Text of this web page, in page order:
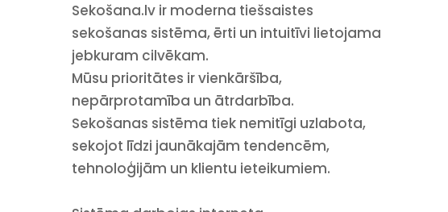
Sekošana.lv ir moderna tiešsaistes
sekošanas sistēma, ērti un intuitīvi lietojama
jebkuram cilvēkam.
Mūsu prioritātes ir vienkāršība,
nepārprotamība un ātrdarbība.
Sekošanas sistēma tiek nemitīgi uzlabota,
sekojot līdzi jaunākajām tendencēm,
tehnoloģijām un klientu ieteikumiem.